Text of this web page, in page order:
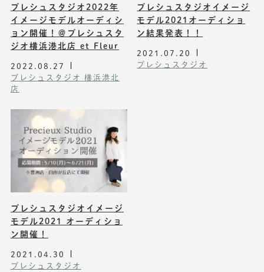
プレシュスタジオ2022年
イメージモデルオーディシ
ョン開催！＠プレシュスタ
ジオ横浜港北店 et Fleur
2022.08.27
プレシュスタジオ 横浜港北
店
プレシュスタジオイメージ
モデル2021オーディショ
ン結果発表！！
2021.07.20
プレシュスタジオ
プレシュスタジオイメージ
モデル2021 オーディショ
ン開催！
2021.04.30
プレシュスタジオ